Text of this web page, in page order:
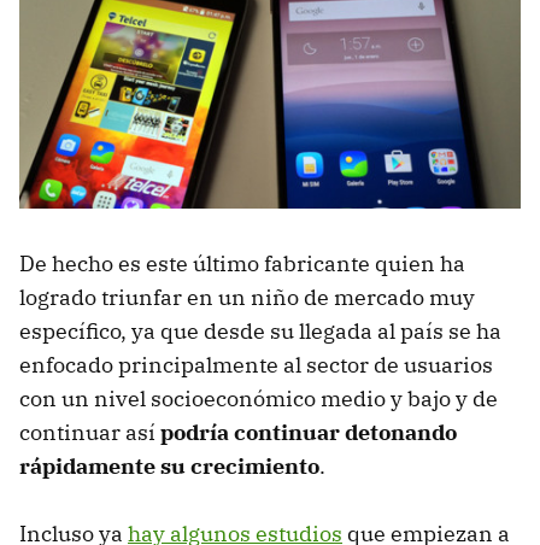
De hecho es este último fabricante quien ha
logrado triunfar en un niño de mercado muy
específico, ya que desde su llegada al país se ha
enfocado principalmente al sector de usuarios
con un nivel socioeconómico medio y bajo y de
continuar así podría continuar detonando
rápidamente su crecimiento.
Incluso ya hay algunos estudios que empiezan a